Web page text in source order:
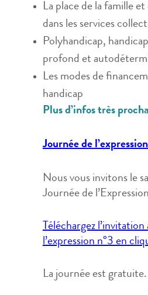
La place de la famille
dans les services
Polyhandicap,
profond et
Les modes de
handicap
Plus d’infos très
Journée de
Nous vous invitons le
Journée de
Téléchargez
l’expression n°3 en
La journée est gratuite.